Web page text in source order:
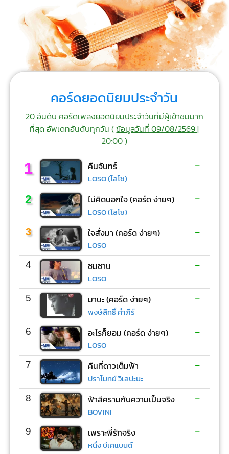
คอร์ดยอดนิยมประจำวัน
20 อันดับ คอร์ดเพลงยอดนิยมประจำวันที่มีผู้เข้าชมมาก
ที่สุด อัพเดทอันดับทุกวัน (ข้อมูลวันที่ 09/08/2569 |
20:00)
1 คืนจันทร์
LOSO (โลโซ)
-
2 ไม่คิดนอกใจ (คอร์ด ง่ายๆ)
LOSO (โลโซ)
-
3 ใจสั่งมา (คอร์ด ง่ายๆ)
LOSO
-
4 ซมซาน
LOSO
-
5 มานะ (คอร์ด ง่ายๆ)
พงษ์สิทธิ์ คำภีร์
-
6 อะไรก็ยอม (คอร์ด ง่ายๆ)
LOSO
-
7 คืนที่ดาวเต็มฟ้า
ปราโมทย์ วิเลปะนะ
-
8 ฟ้าสีครามกับความเป็นจริง
BOVINI
-
9 เพราะพี่รักจริง
หนึ่ง บีเคแบนด์
-